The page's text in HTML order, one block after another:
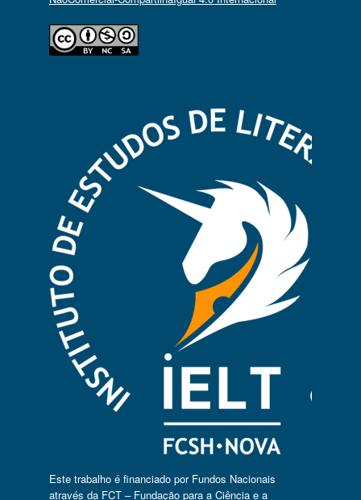
Este trabalho é financiado por Fundos Nacionais
através da FCT – Fundação para a Ciência e a